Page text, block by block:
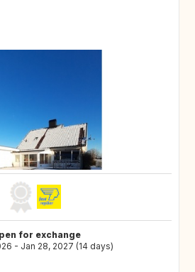
for exchange
- Jan 28, 2027 (14 days)